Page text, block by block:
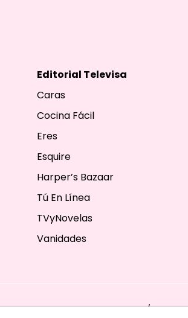
Editorial Televisa
Caras
Cocina Fácil
Eres
Esquire
Harper’s Bazaar
Tú En Línea
TVyNovelas
Vanidades
TELEVISA - LIFESTYLES - BEAUTY / FASHION